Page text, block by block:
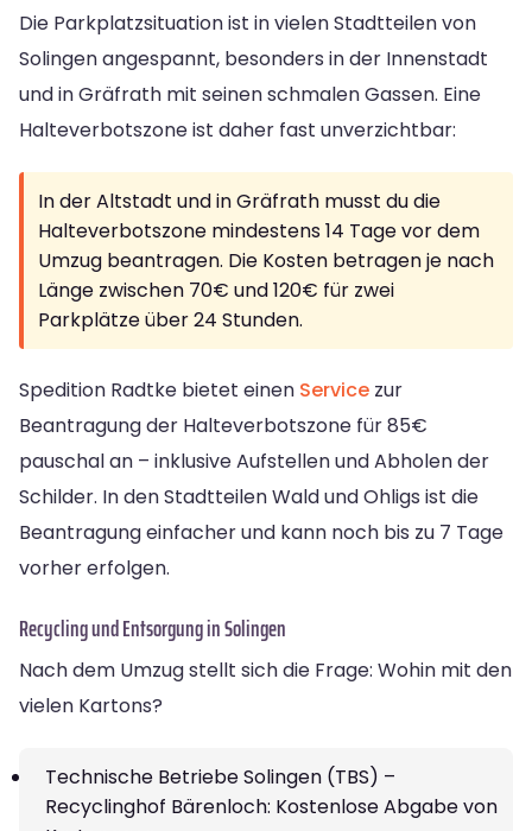
Die Parkplatzsituation ist in vielen Stadtteilen von
Solingen angespannt, besonders in der Innenstadt
und in Gräfrath mit seinen schmalen Gassen. Eine
Halteverbotszone ist daher fast unverzichtbar:
In der Altstadt und in Gräfrath musst du die
Halteverbotszone mindestens 14 Tage vor dem
Umzug beantragen. Die Kosten betragen je nach
Länge zwischen 70€ und 120€ für zwei
Parkplätze über 24 Stunden.
Spedition Radtke bietet einen Service zur
Beantragung der Halteverbotszone für 85€
pauschal an – inklusive Aufstellen und Abholen der
Schilder. In den Stadtteilen Wald und Ohligs ist die
Beantragung einfacher und kann noch bis zu 7 Tage
vorher erfolgen.
Recycling und Entsorgung in Solingen
Nach dem Umzug stellt sich die Frage: Wohin mit den
vielen Kartons?
Technische Betriebe Solingen (TBS) –
Recyclinghof Bärenloch: Kostenlose Abgabe von